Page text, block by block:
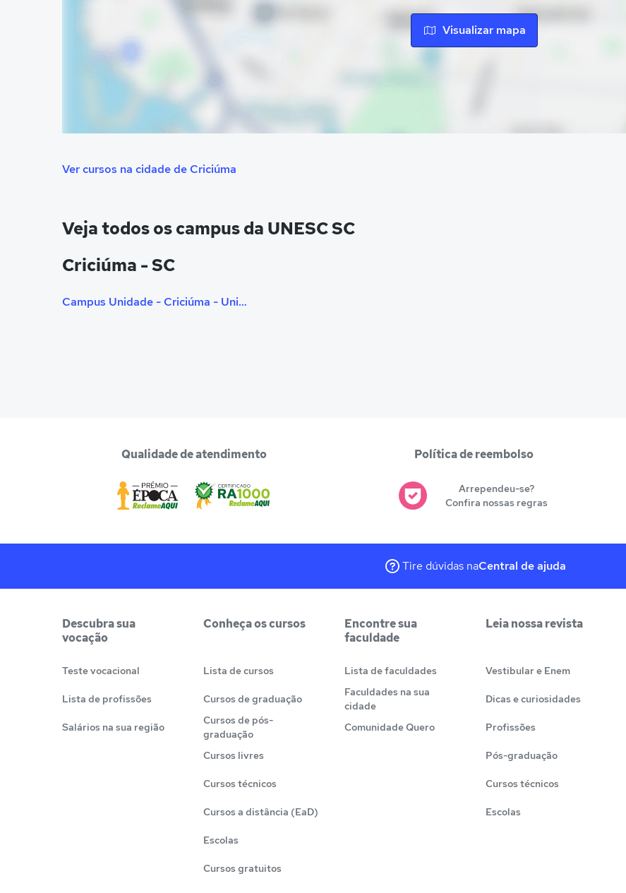
Visualizar mapa
Ver cursos na cidade de Criciúma
Veja todos os campus da UNESC SC
Criciúma - SC
Campus Unidade - Criciúma - Universitário (Criciúma, SC)
Qualidade de atendimento Política de reembolso
Arrependeu-se?
Confira nossas regras
Tire dúvidas naCentral de ajuda
Descubra sua
vocação
Teste vocacional
Lista de profissões
Salários na sua região
Conheça os cursos
Lista de cursos
Cursos de graduação
Cursos de pós-
graduação
Cursos livres
Cursos técnicos
Cursos a distância (EaD)
Escolas
Cursos gratuitos
Encontre sua
faculdade
Lista de faculdades
Faculdades na sua
cidade
Comunidade Quero
Leia nossa revista
Vestibular e Enem
Dicas e curiosidades
Profissões
Pós-graduação
Cursos técnicos
Escolas